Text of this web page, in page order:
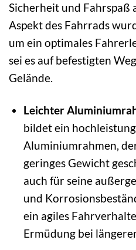
Sicherheit und Fahrspaß
Aspekt des Fahrrads
um ein optimales
sei es auf befestigten
Gelände.
Leichter
bildet ein
Aluminiumrahmen,
geringes Gewicht
auch für seine
und
ein agiles
Ermüdung bei